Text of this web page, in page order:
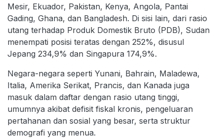
Mesir, Ekuador, Pakistan, Kenya, Angola, Pantai
Gading, Ghana, dan Bangladesh. Di sisi lain, dari rasio
utang terhadap Produk Domestik Bruto (PDB), Sudan
menempati posisi teratas dengan 252%, disusul
Jepang 234,9% dan Singapura 174,9%.
Negara-negara seperti Yunani, Bahrain, Maladewa,
Italia, Amerika Serikat, Prancis, dan Kanada juga
masuk dalam daftar dengan rasio utang tinggi,
umumnya akibat defisit fiskal kronis, pengeluaran
pertahanan dan sosial yang besar, serta struktur
demografi yang menua.